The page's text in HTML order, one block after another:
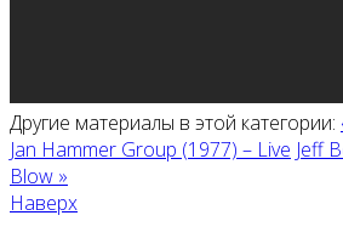
Другие материалы в этой категории:
Jan Hammer Group (1977) ‎– Live Jeff
Blow »
Наверх